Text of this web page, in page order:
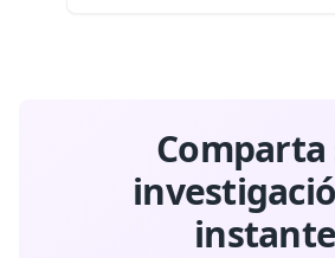
Comparta
instante